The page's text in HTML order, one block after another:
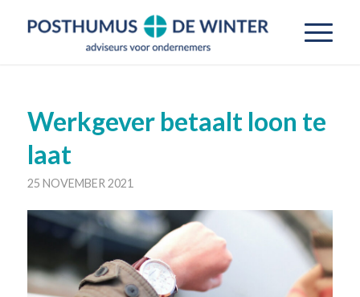
Werkgever betaalt loon te
laat
25 NOVEMBER 2021